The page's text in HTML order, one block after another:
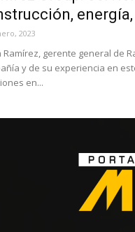
2023
Ramírez, gerente general de
y de su experiencia en
en...